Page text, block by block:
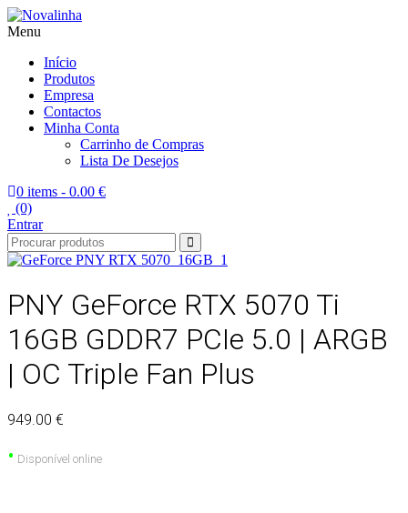
Novalinha
Informatica
Menu
Início
Produtos
Empresa
Contactos
Minha Conta
Carrinho de Compras
Lista De Desejos
0 items - 0.00 €
(0)
Entrar
PNY GeForce RTX 5070 Ti
16GB GDDR7 PCIe 5.0 | ARGB
| OC Triple Fan Plus
949.00 €
• Disponível online